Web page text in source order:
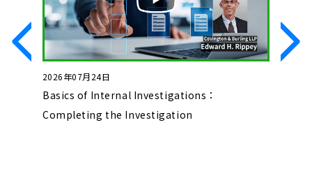
2026年07月24日
Basics of Internal Investigations：
Completing the Investigation